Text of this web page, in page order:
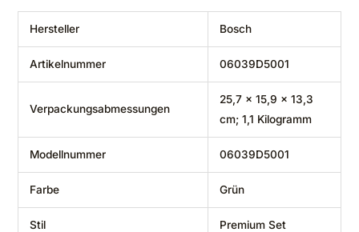
Hersteller ‎Bosch
Artikelnummer ‎06039D5001
Verpackungsabmessungen
‎25,7 x 15,9 x 13,3
cm; 1,1 Kilogramm
Modellnummer ‎06039D5001
Farbe ‎Grün
Stil ‎Premium Set